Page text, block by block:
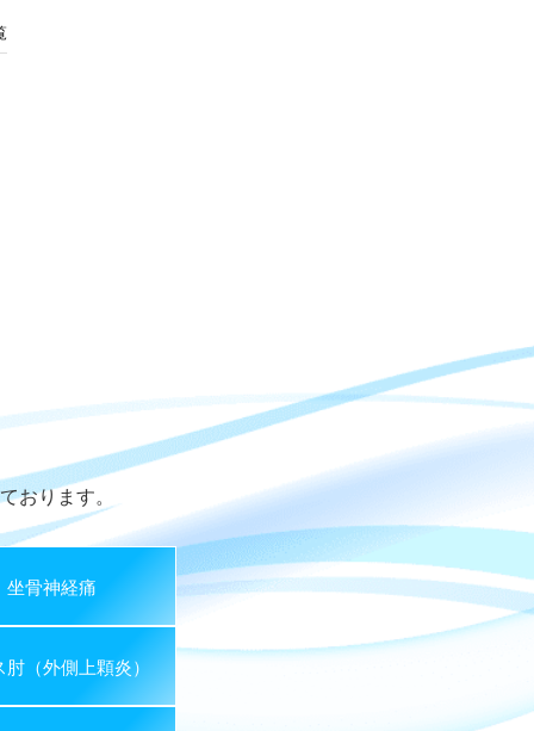
おります。
坐骨神経痛
肘（外側上顆炎）